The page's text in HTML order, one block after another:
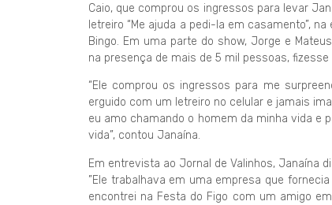
Caio, que comprou os ingressos para levar
letreiro “Me ajuda a pedi-la em casamento”,
Bingo. Em uma parte do show, Jorge e
na presença de mais de 5 mil pessoas,
“Ele comprou os ingressos para me
erguido com um letreiro no celular e jamais
eu amo chamando o homem da minha vida e
vida”, contou Janaína.
Em entrevista ao Jornal de Valinhos, Janaína
”Ele trabalhava em uma empresa que
encontrei na Festa do Figo com um amigo